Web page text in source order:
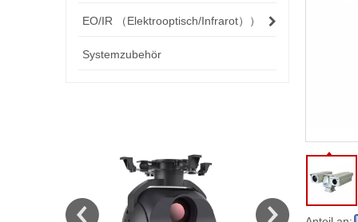
EO/IR （Elektrooptisch/Infrarot））
Systemzubehör